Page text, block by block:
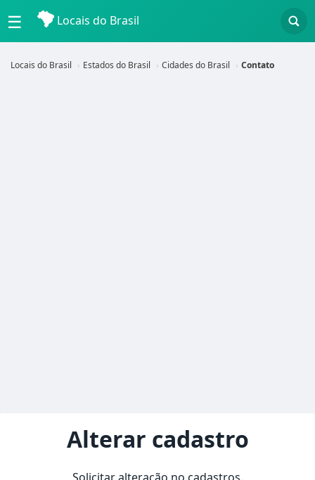
☰ Locais do Brasil
Locais do Brasil Estados do Brasil Cidades do Brasil Contato
Alterar cadastro